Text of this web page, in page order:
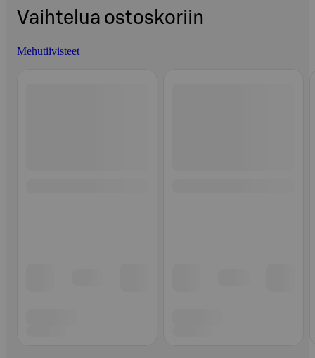
Vaihtelua ostoskoriin
Mehutiivisteet